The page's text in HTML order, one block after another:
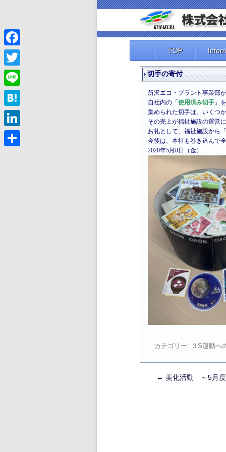
TOP
切手の寄付
所沢エコ・プラント事業部
自社内の「使用済み切手 」
集められた切手は、いくつ
その売上が福祉施設の運営
お礼として、福祉施設から
今後は、本社も巻き込んで
2020年5月8日（金）
カテゴリー: ３S運動へ
投
← 美化活動 ～5月度
Facebook
Twitter
Line
Hatena
LinkedIn